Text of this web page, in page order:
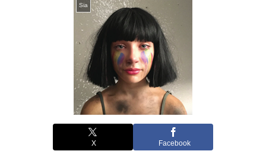
Sia
X Facebook